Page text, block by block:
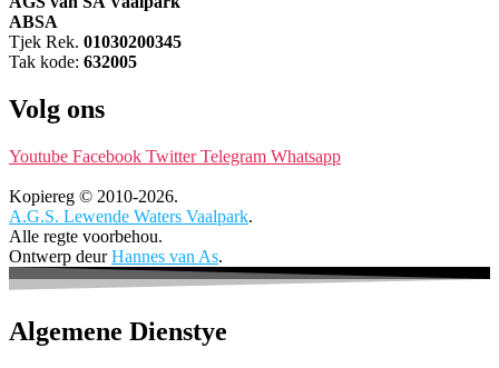
ABSA
Tjek Rek. 01030200345
Tak kode: 632005
Volg ons
Youtube Facebook Twitter Telegram Whatsapp
Kopiereg © 2010-2026.
A.G.S. Lewende Waters Vaalpark.
Alle regte voorbehou.
Ontwerp deurHannes van As.
Algemene Dienstye